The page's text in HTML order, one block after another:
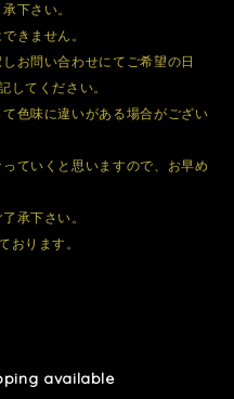
下さい。
きません。
お問い合わせにてご希望の日
してください。
色味に違いがある場合がござい
ていくと思いますので、お早め
承下さい。
おります。
available